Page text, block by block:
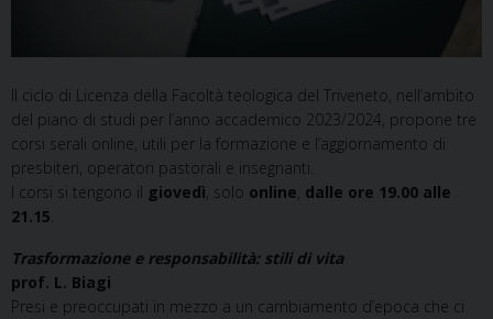
Il ciclo di Licenza della Facoltà teologica del Triveneto, nell’ambito
del piano di studi per l’anno accademico 2023/2024, propone tre
corsi serali online, utili per la formazione e l’aggiornamento di
presbiteri, operatori pastorali e insegnanti.
I corsi si tengono il giovedì, solo online, dalle ore 19.00 alle
21.15.
Trasformazione e responsabilità: stili di vita
prof. L. Biagi
Presi e preoccupati in mezzo a un cambiamento d’epoca che ci